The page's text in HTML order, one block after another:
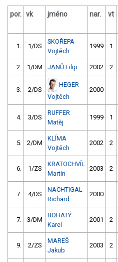
por. vk jméno nar. vt
1. 1/DS
SKOŘEPA
Vojtěch
1999 1
2. 1/DM JANŮ Filip 2002 2
3. 2/DS
HEGER
Vojtěch
2000
4. 3/DS
RUFFER
Matěj
1999 1
5. 2/DM
KLÍMA
Vojtěch
2002 2
6. 1/ZS
KRATOCHVÍL
Martin
2003 2
7. 4/DS
NACHTIGAL
Richard
2000
7. 3/DM
BOHATÝ
Karel
2001 2
9. 2/ZS
MAREŠ
Jakub
2003 2